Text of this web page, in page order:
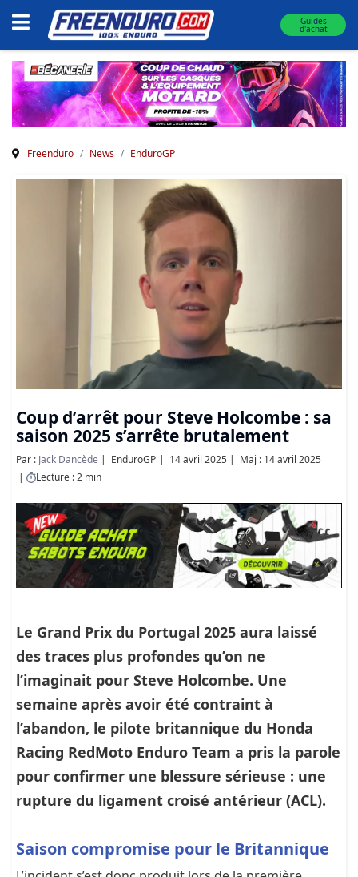
Guides
d'achat
Freenduro News EnduroGP
Coup d’arrêt pour Steve Holcombe : sa
saison 2025 s’arrête brutalement
Par : Jack Dancède EnduroGP 14 avril 2025
Maj : 14 avril 2025
Lecture : 2 min
Le Grand Prix du Portugal 2025 aura laissé
des traces plus profondes qu’on ne
l’imaginait pour Steve Holcombe. Une
semaine après avoir été contraint à
l’abandon, le pilote britannique du Honda
Racing RedMoto Enduro Team a pris la parole
pour confirmer une blessure sérieuse : une
rupture du ligament croisé antérieur (ACL).
Saison compromise pour le Britannique